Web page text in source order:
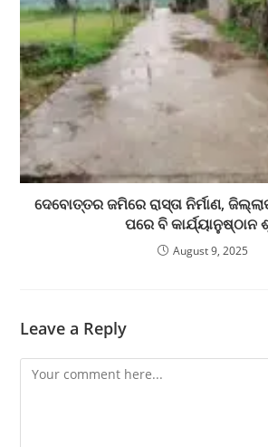
ଦେବୋତ୍ତର ଜମିରେ ରାସ୍ତା ନିର୍ମାଣ,
ପରେ ବି କାର୍ଯ୍ୟାନୁଷ୍ଠାନ
August 9, 2025
Leave a Reply